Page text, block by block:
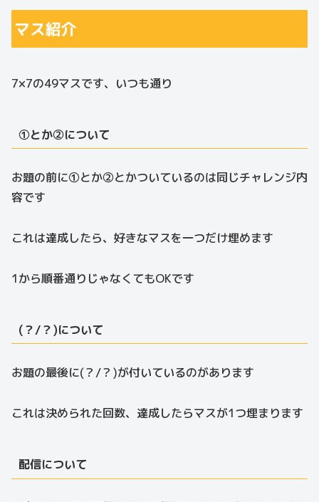
マス紹介
7×7の49マスです、いつも通り
①とか②について
お題の前に①とか②とかついているのは同じチャレンジ内
容です
これは達成したら、好きなマスを一つだけ埋めます
1から順番通りじゃなくてもOKです
(？/？)について
お題の最後に(？/？)が付いているのがあります
これは決められた回数、達成したらマスが1つ埋まります
配信について